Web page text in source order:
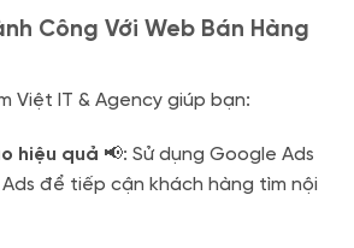
Công Với Web Bán Hàng
Việt IT & Agency giúp bạn:
hiệu quả 📢: Sử dụng Google Ads
để tiếp cận khách hàng tìm nội